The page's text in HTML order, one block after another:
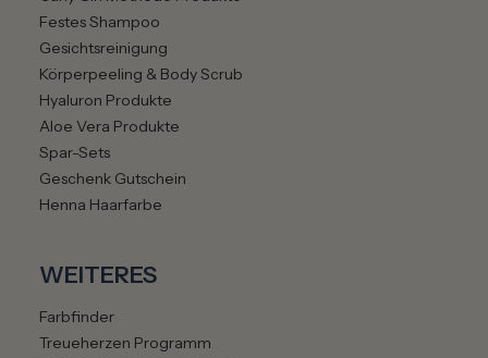
Festes Shampoo
Gesichtsreinigung
Körperpeeling & Body Scrub
Hyaluron Produkte
Aloe Vera Produkte
Spar-Sets
Geschenk Gutschein
Henna Haarfarbe
WEITERES
Farbfinder
Treueherzen Programm